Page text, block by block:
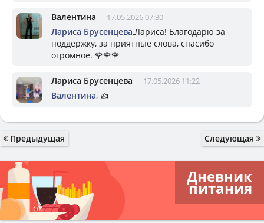
Валентина 17.05.2026 07:30
Лариса Брусенцева,Лариса! Благодарю за
поддержку, за приятные слова, спасибо
огромное. 🌹🌹🌹
Лариса Брусенцева 17.05.2026 11:22
Валентина, 👍
Предыдущая Следующая
Дневник
питания